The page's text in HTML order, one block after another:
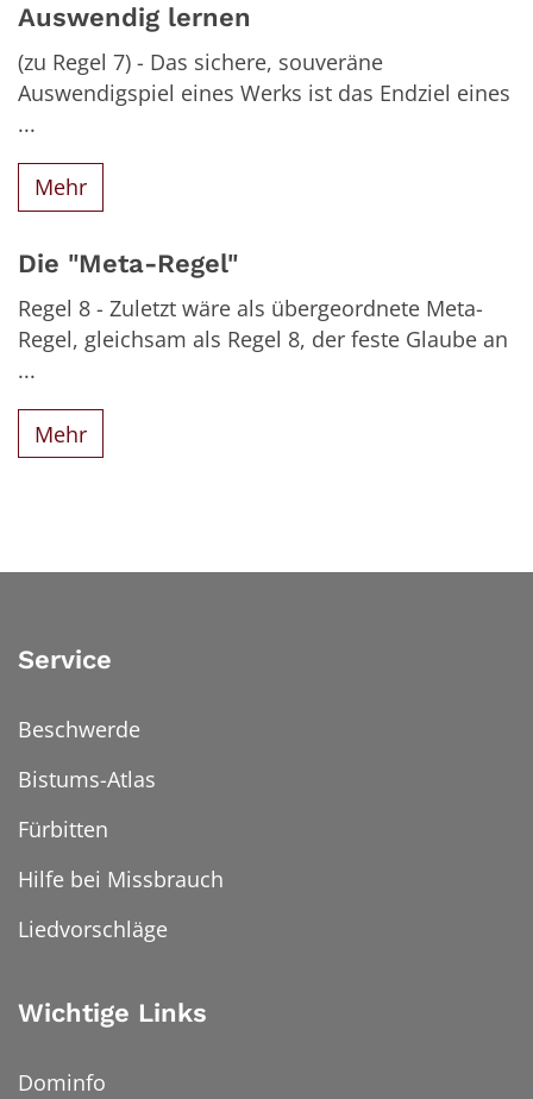
Auswendig lernen
(zu Regel 7) - Das sichere, souveräne
Auswendigspiel eines Werks ist das Endziel eines
...
Mehr
Die "Meta-Regel"
Regel 8 - Zuletzt wäre als übergeordnete Meta-
Regel, gleichsam als Regel 8, der feste Glaube an
...
Mehr
Service
Beschwerde
Bistums-Atlas
Fürbitten
Hilfe bei Missbrauch
Liedvorschläge
Wichtige Links
Dominfo